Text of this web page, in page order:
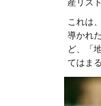
産リス
これは
導かれ
ど、「
てはま